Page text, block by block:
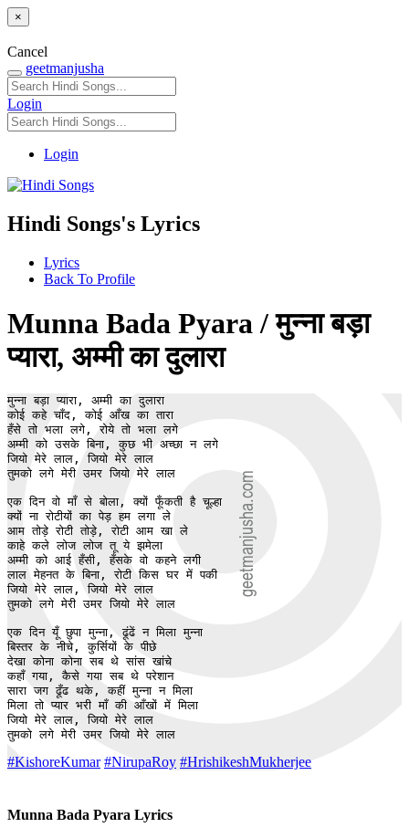
×
Cancel
geetmanjusha
Login
Login
Hindi Songs's Lyrics
Lyrics
Back To Profile
Munna Bada Pyara / मुन्ना बड़ा
प्यारा, अम्मी का दुलारा
मुन्ना बड़ा प्यारा, अम्मी का दुलारा
कोई कहे चाँद, कोई आँख का तारा
हँसे तो भला लगे, रोये तो भला लगे
अम्मी को उसके बिना, कुछ भी अच्छा न लगे
जियो मेरे लाल, जियो मेरे लाल
तुमको लगे मेरी उमर जियो मेरे लाल
एक दिन वो माँ से बोला, क्यों फूँकती है चूल्हा
क्यों ना रोटीयों का पेड़ हम लगा ले
आम तोड़े रोटी तोड़े, रोटी आम खा ले
काहे कले लोज लोज तू ये झमेला
अम्मी को आई हँसी, हँसके वो कहने लगी
लाल मेहनत के बिना, रोटी किस घर में पकी
जियो मेरे लाल, जियो मेरे लाल
तुमको लगे मेरी उमर जियो मेरे लाल
एक दिन यूँ छुपा मुन्ना, ढूंढें न मिला मुन्ना
बिस्तर के नीचे, कुर्सियों के पीछे
देखा कोना कोना सब थे सांस खांचे
कहाँ गया, कैसे गया सब थे परेशान
सारा जग ढूँढ थके, कहीं मुन्ना न मिला
मिला तो प्यार भरी माँ की आँखों में मिला
जियो मेरे लाल, जियो मेरे लाल
तुमको लगे मेरी उमर जियो मेरे लाल
#KishoreKumar #NirupaRoy #HrishikeshMukherjee
Munna Bada Pyara Lyrics